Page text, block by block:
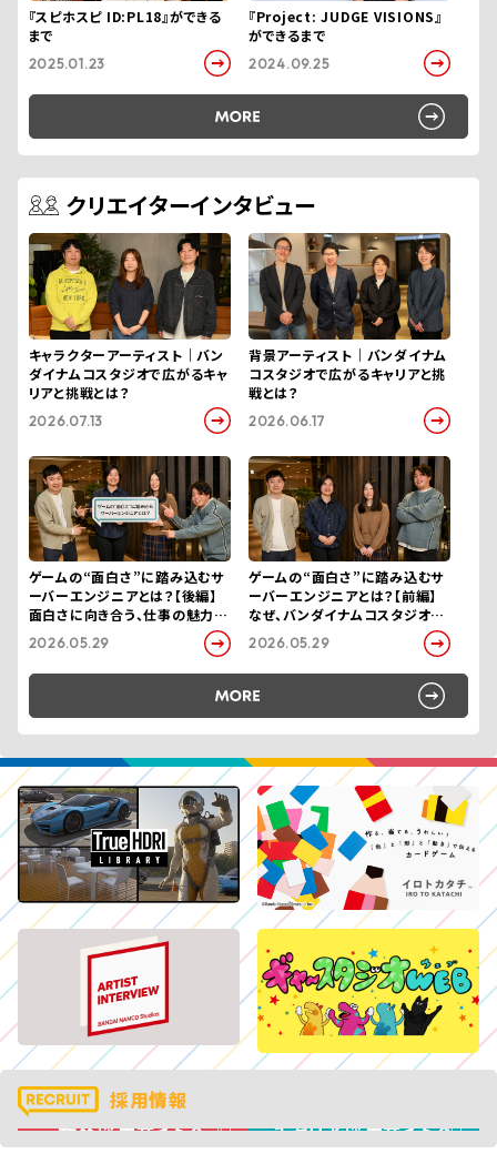
『スピホスピ ID:PL18』ができる
まで
2025.01.23
『Project: JUDGE VISIONS』
ができるまで
2024.09.25
クリエイターインタビュー
キャラクターアーティスト｜バン
ダイナムコスタジオで広がるキャ
リアと挑戦とは？
2026.07.13
背景アーティスト｜バンダイナム
コスタジオで広がるキャリアと挑
戦とは？
2026.06.17
ゲームの“面白さ”に踏み込むサ
ーバーエンジニアとは？【後編】
面白さに向き合う、仕事の魅力と
こだわり
2026.05.29
ゲームの“面白さ”に踏み込むサ
ーバーエンジニアとは？【前編】
なぜ、バンダイナムコスタジオを
選んだのか
2026.05.29
採用情報
新卒採用サイトへ キャリア採用サイトへ